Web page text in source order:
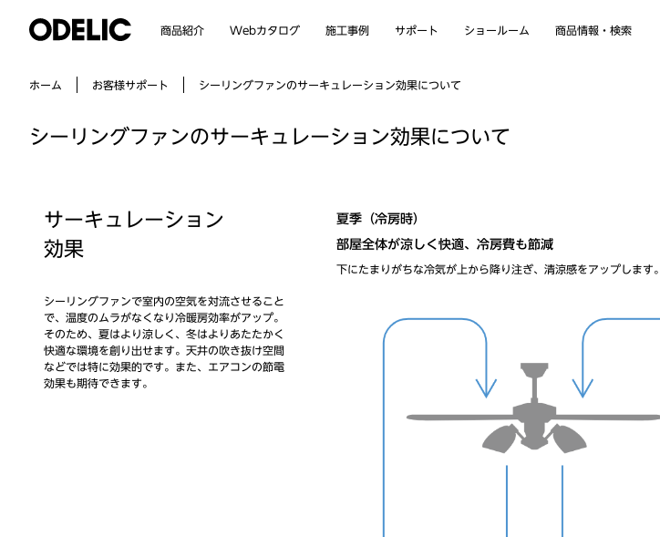
商品紹介 Webカタログ 施工事例 サポート ショールーム 商品情報・検索
ホーム お客様サポート シーリングファンのサーキュレーション効果について
シーリングファンのサーキュレーション効果について
サーキュレーション
効果
シーリングファンで室内の空気を対流させること
で、温度のムラがなくなり冷暖房効率がアップ。
そのため、夏はより涼しく、冬はよりあたたかく
快適な環境を創り出せます。天井の吹き抜け空間
などでは特に効果的です。また、エアコンの節電
効果も期待できます。
夏季（冷房時）
部屋全体が涼しく快適、冷房費も節減
下にたまりがちな冷気が上から降り注ぎ、清涼感をアップします。